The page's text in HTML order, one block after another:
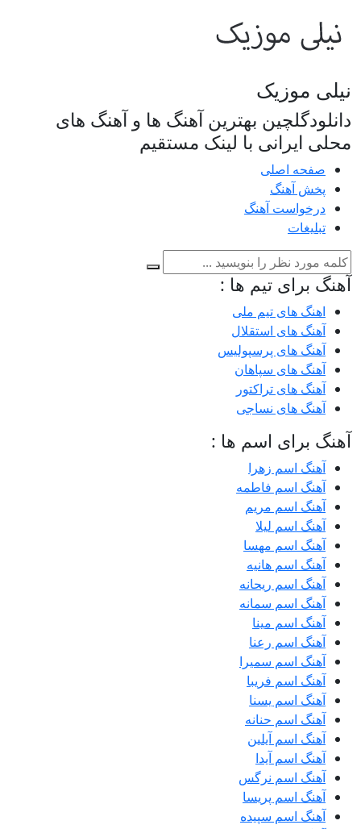
نیلی موزیک
دانلودگلچین بهترین آهنگ ها و آهنگ های
محلی ایرانی با لینک مستقیم
صفحه اصلی
پخش آهنگ
درخواست آهنگ
تبلیغات
آهنگ برای تیم ها :
اهنگ های تیم ملی
آهنگ های استقلال
آهنگ های پرسپولیس
آهنگ های سپاهان
آهنگ های تراکتور
آهنگ های نساجی
آهنگ برای اسم ها :
آهنگ اسم زهرا
آهنگ اسم فاطمه
آهنگ اسم مریم
آهنگ اسم لیلا
آهنگ اسم مهسا
آهنگ اسم هانیه
آهنگ اسم ریحانه
آهنگ اسم سمانه
آهنگ اسم مینا
آهنگ اسم رعنا
آهنگ اسم سمیرا
آهنگ اسم فریبا
آهنگ اسم یسنا
آهنگ اسم حنانه
آهنگ اسم آیلین
آهنگ اسم آیدا
آهنگ اسم نرگس
آهنگ اسم پریسا
آهنگ اسم سپیده